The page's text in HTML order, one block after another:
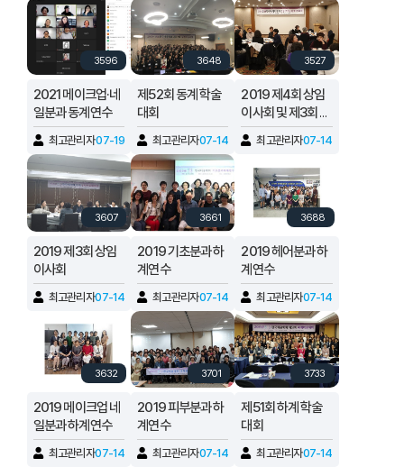
3596
2021 메이크업·네
일분과 동계연수
최고관리자07-19
3648
제52회 동계 학술
대회
최고관리자07-14
3527
2019 제4회 상임
이사회 및 제3회 편
집회의최고관리자07-14
3607
2019 제3회 상임
이사회
최고관리자07-14
3661
2019 기초분과 하
계연수
최고관리자07-14
3688
2019 헤어분과 하
계연수
최고관리자07-14
3632
2019 메이크업 네
일분과 하계연수
최고관리자07-14
3701
2019 피부분과 하
계연수
최고관리자07-14
3733
제51회 하계 학술
대회
최고관리자07-14